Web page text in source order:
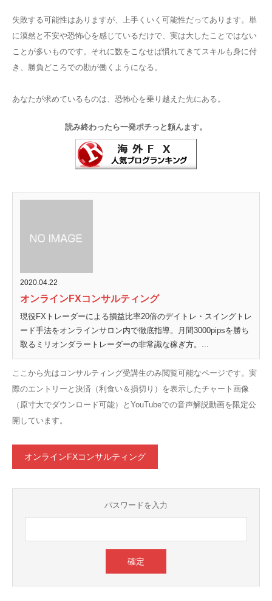
失敗する可能性はありますが、上手くいく可能性だってあります。単
に漠然と不安や恐怖心を感じているだけで、実は大したことではない
ことが多いものです。それに数をこなせば慣れてきてスキルも身に付
き、勝負どころでの勘が働くようになる。
あなたが求めているものは、恐怖心を乗り越えた先にある。
読み終わったら一発ポチっと頼んます。
2020.04.22
オンラインFXコンサルティング
現役FXトレーダーによる損益比率20倍のデイトレ・スイングトレ
ード手法をオンラインサロン内で徹底指導。月間3000pipsを勝ち
取るミリオンダラートレーダーの非常識な稼ぎ方。...
ここから先はコンサルティング受講生のみ閲覧可能なページです。実
際のエントリーと決済（利食い＆損切り）を表示したチャート画像
（原寸大でダウンロード可能）とYouTubeでの音声解説動画を限定公
開しています。
オンラインFXコンサルティング
パスワードを入力